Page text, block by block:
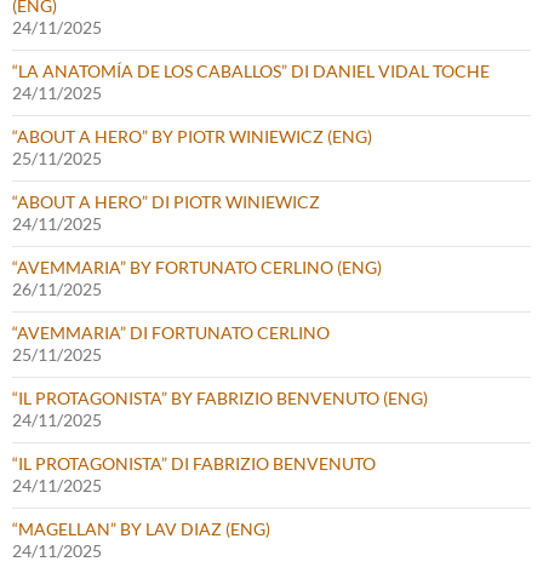
(ENG)
24/11/2025
“LA ANATOMÍA DE LOS CABALLOS” DI DANIEL VIDAL TOCHE
24/11/2025
“ABOUT A HERO” BY PIOTR WINIEWICZ (ENG)
25/11/2025
“ABOUT A HERO” DI PIOTR WINIEWICZ
24/11/2025
“AVEMMARIA” BY FORTUNATO CERLINO (ENG)
26/11/2025
“AVEMMARIA” DI FORTUNATO CERLINO
25/11/2025
“IL PROTAGONISTA” BY FABRIZIO BENVENUTO (ENG)
24/11/2025
“IL PROTAGONISTA” DI FABRIZIO BENVENUTO
24/11/2025
“MAGELLAN” BY LAV DIAZ (ENG)
24/11/2025